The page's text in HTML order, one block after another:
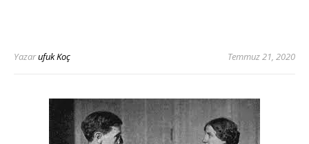
Yazarufuk Koç Temmuz 21, 2020